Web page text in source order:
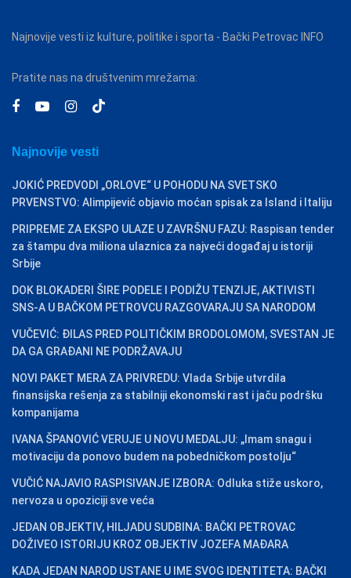
Najnovije vesti iz kulture, politike i sporta - Bački Petrovac INFO
Pratite nas na društvenim mrežama:
Najnovije vesti
JOKIĆ PREDVODI „ORLOVE“ U POHODU NA SVETSKO
PRVENSTVO: Alimpijević objavio moćan spisak za Island i Italiju
PRIPREME ZA EKSPO ULAZE U ZAVRŠNU FAZU: Raspisan tender
za štampu dva miliona ulaznica za najveći događaj u istoriji
Srbije
DOK BLOKADERI ŠIRE PODELE I PODIŽU TENZIJE, AKTIVISTI
SNS-A U BAČKOM PETROVCU RAZGOVARAJU SA NARODOM
VUČEVIĆ: ĐILAS PRED POLITIČKIM BRODOLOMOM, SVESTAN JE
DA GA GRAĐANI NE PODRŽAVAJU
NOVI PAKET MERA ZA PRIVREDU: Vlada Srbije utvrdila
finansijska rešenja za stabilniji ekonomski rast i jaču podršku
kompanijama
IVANA ŠPANOVIĆ VERUJE U NOVU MEDALJU: „Imam snagu i
motivaciju da ponovo budem na pobedničkom postolju“
VUČIĆ NAJAVIO RASPISIVANJE IZBORA: Odluka stiže uskoro,
nervoza u opoziciji sve veća
JEDAN OBJEKTIV, HILJADU SUDBINA: BAČKI PETROVAC
DOŽIVEO ISTORIJU KROZ OBJEKTIV JOZEFA MAĐARA
KADA JEDAN NAROD USTANE U IME SVOG IDENTITETA: BAČKI